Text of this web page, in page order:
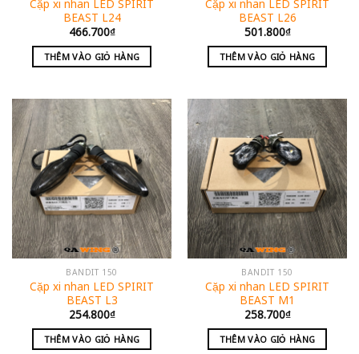
Cặp xi nhan LED SPIRIT
BEAST L24
466.700₫
THÊM VÀO GIỎ HÀNG
Cặp xi nhan LED SPIRIT
BEAST L26
501.800₫
THÊM VÀO GIỎ HÀNG
BANDIT 150
Cặp xi nhan LED SPIRIT
BEAST L3
254.800₫
THÊM VÀO GIỎ HÀNG
BANDIT 150
Cặp xi nhan LED SPIRIT
BEAST M1
258.700₫
THÊM VÀO GIỎ HÀNG